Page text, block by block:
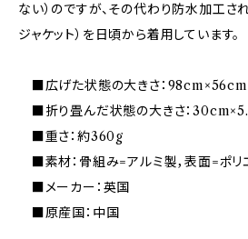
ない）のですが、その代わり防水加工さ
ジャケット）を日頃から着用しています。
■広げた状態の大きさ：98cm×56cm
■折り畳んだ状態の大きさ：
■重さ：約360g
■素材：骨組み=アルミ製，表面=ポリ
■メーカー：英国
■原産国：中国